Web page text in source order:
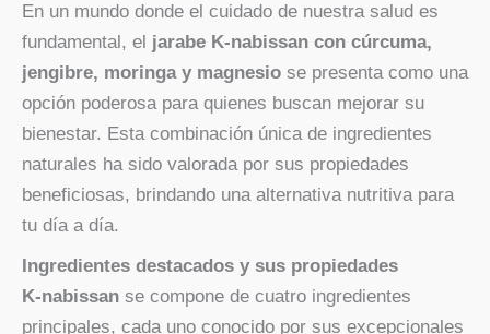
En un mundo donde el cuidado de nuestra salud es
fundamental, el jarabe K-nabissan con cúrcuma,
jengibre, moringa y magnesio se presenta como una
opción poderosa para quienes buscan mejorar su
bienestar. Esta combinación única de ingredientes
naturales ha sido valorada por sus propiedades
beneficiosas, brindando una alternativa nutritiva para
tu día a día.
Ingredientes destacados y sus propiedades
K-nabissan se compone de cuatro ingredientes
principales, cada uno conocido por sus excepcionales